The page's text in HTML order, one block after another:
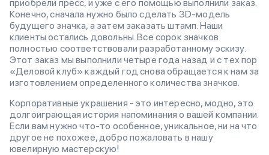
приобрели пресс, и уже с его помощью выполнили заказ.
Конечно, сначала нужно было сделать 3D-модель
будущего значка, а затем заказать штамп. Наши
клиенты остались довольны. Все сорок значков
полностью соответствовали разработанному эскизу.
Этот заказ мы выполнили четыре года назад и с тех пор
«Деловой клуб» каждый год снова обращается к нам за
изготовлением определенного количества значков.
Корпоративные украшения - это интересно, модно, это
долгоиграющая история напоминания о вашей компании.
Если вам нужно что-то особенное, уникальное, ни на что
другое не похожее, добро пожаловать в нашу
ювелирную мастерскую!